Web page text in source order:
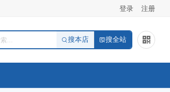
登录 注册
搜本店 搜全站